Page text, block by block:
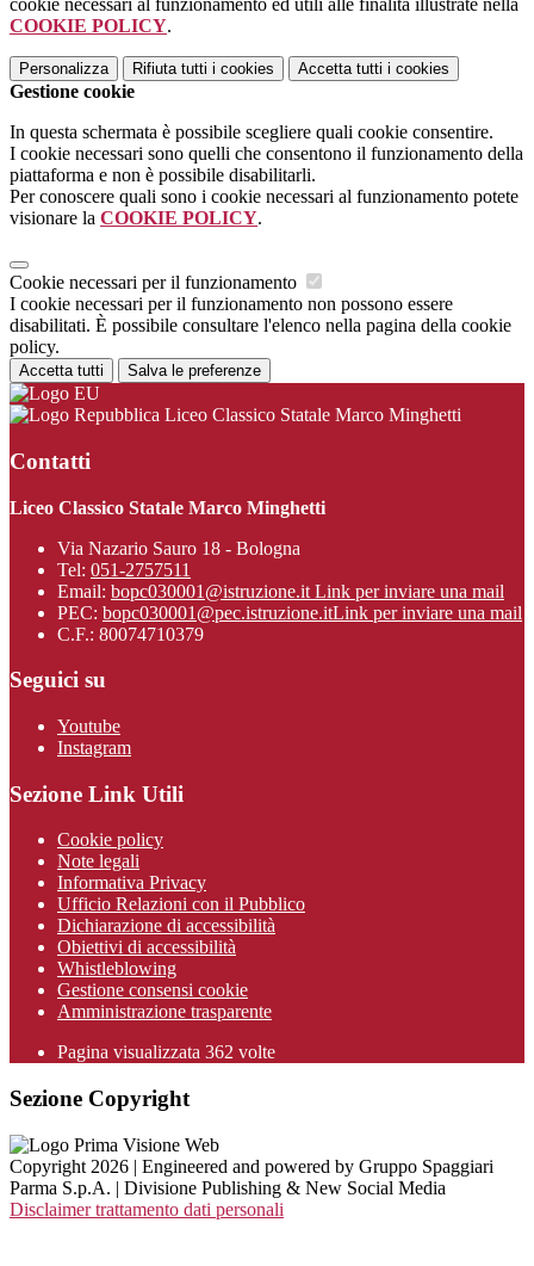
cookie necessari al funzionamento ed utili alle finalità illustrate nella
COOKIE POLICY.
Personalizza Rifiuta tutti i cookies Accetta tutti i cookies
Gestione cookie
In questa schermata è possibile scegliere quali cookie consentire.
I cookie necessari sono quelli che consentono il funzionamento della
piattaforma e non è possibile disabilitarli.
Per conoscere quali sono i cookie necessari al funzionamento potete
visionare la COOKIE POLICY.
Cookie necessari per il funzionamento
I cookie necessari per il funzionamento non possono essere
disabilitati. È possibile consultare l'elenco nella pagina della cookie
policy.
Accetta tutti Salva le preferenze
Liceo Classico Statale Marco Minghetti
Contatti
Liceo Classico Statale Marco Minghetti
Via Nazario Sauro 18 - Bologna
Tel: 051-2757511
Email: bopc030001@istruzione.it Link per inviare una mail
PEC: bopc030001@pec.istruzione.itLink per inviare una mail
C.F.: 80074710379
Seguici su
Youtube
Instagram
Sezione Link Utili
Cookie policy
Note legali
Informativa Privacy
Ufficio Relazioni con il Pubblico
Dichiarazione di accessibilità
Obiettivi di accessibilità
Whistleblowing
Gestione consensi cookie
Amministrazione trasparente
Pagina visualizzata 362 volte
Sezione Copyright
Copyright 2026 | Engineered and powered by Gruppo Spaggiari
Parma S.p.A. | Divisione Publishing & New Social Media
Disclaimer trattamento dati personali